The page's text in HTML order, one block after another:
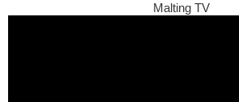
Malting TV